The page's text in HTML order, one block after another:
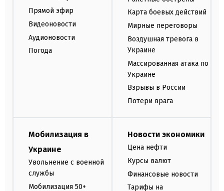
Прямой эфир
Видеоновости
Аудионовости
Погода
Карта боевых действий
Мирные переговоры
Воздушная тревога в
Украине
Массированная атака по
Украине
Взрывы в России
Потери врага
Мобилизация в
Украине
Увольнение с военной
службы
Мобилизация 50+
Новости экономики
Цена нефти
Курсы валют
Финансовые новости
Тарифы на